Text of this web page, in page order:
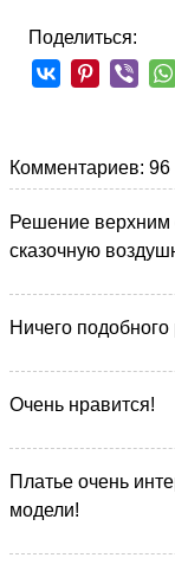
Поделиться:
Комментариев: 96
Решение верхним
сказочную
Ничего
Очень нравится!
Платье очень
модели!